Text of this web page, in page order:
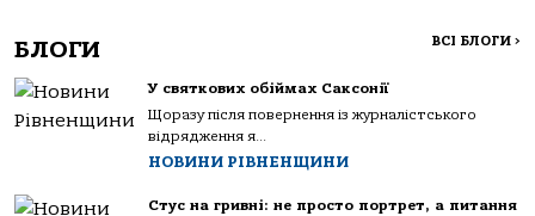
БЛОГИ ВСІ БЛОГИ >
У святкових обіймах Саксонії
Щоразу після повернення із журналістського
відрядження я...
НОВИНИ РІВНЕНЩИНИ
Стус на гривні: не просто портрет, а питання